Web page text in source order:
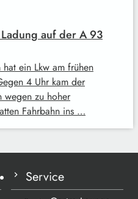
auf der A 93
ein Lkw am frühen
4 Uhr kam der
wegen zu hoher
Fahrbahn ins …
Service